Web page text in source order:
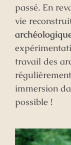
passé. En
vie
travail des
immersion
possible !